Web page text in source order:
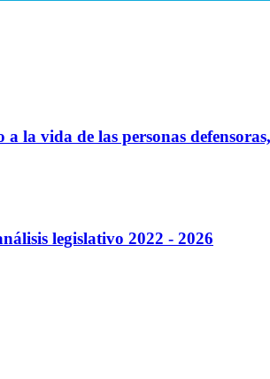
a la vida de las personas
legislativo 2022 - 2026